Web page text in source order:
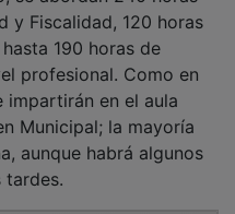
y Fiscalidad, 120 horas
190 horas de
profesional. Como en
impartirán en el aula
Municipal; la mayoría
aunque habrá algunos
tardes.